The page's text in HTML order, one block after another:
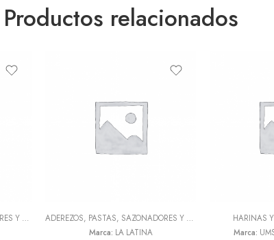
Productos relacionados
ADEREZOS, PASTAS, SAZONADORES Y CONDIMENTOS ,TODOS
ADEREZOS, PASTAS, SAZONADORES Y CONDIMENTOS ,TODOS
Marca: LA LATINA
HARINAS
Marca: